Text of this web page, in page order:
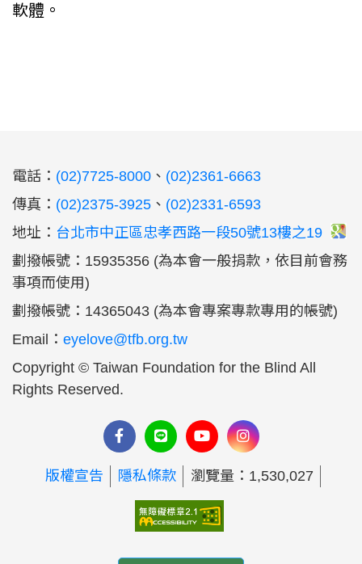
軟體。
電話： (02)7725-8000 、 (02)2361-6663
傳真： (02)2375-3925 、 (02)2331-6593
地址： 台北市中正區忠孝西路一段50號13樓之19
劃撥帳號：15935356 (為本會一般捐款，依目前會務
事項而使用)
劃撥帳號：14365043 (為本會專案專款專用的帳號)
Email： eyelove@tfb.org.tw
Copyright © Taiwan Foundation for the Blind All
Rights Reserved.
版權宣告 隱私條款 瀏覽量：1,530,027